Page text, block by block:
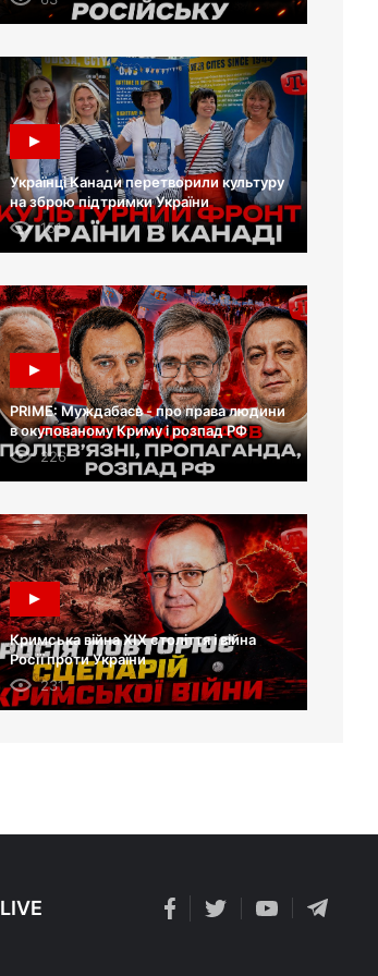
Українці Канади перетворили культуру
на зброю підтримки України
151
PRIME: Муждабаєв - про права людини
в окупованому Криму і розпад РФ
226
Кримська війна XIX століття і війна
Росії проти України
231
LIVE